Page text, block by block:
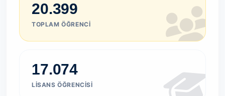
20.399
TOPLAM ÖĞRENCI
17.074
LISANS ÖĞRENCISI